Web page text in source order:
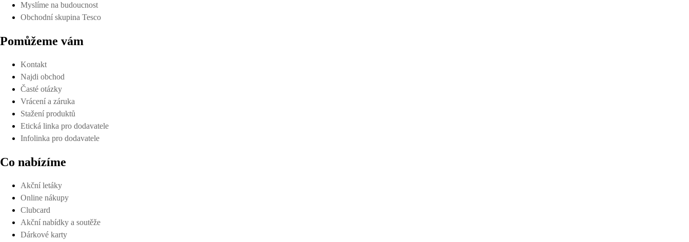
Myslíme na budoucnost
Obchodní skupina Tesco
Pomůžeme vám
Kontakt
Najdi obchod
Časté otázky
Vrácení a záruka
Stažení produktů
Etická linka pro dodavatele
Infolinka pro dodavatele
Co nabízíme
Akční letáky
Online nákupy
Clubcard
Akční nabídky a soutěže
Dárkové karty